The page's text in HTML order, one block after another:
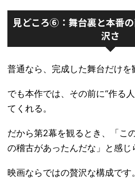
見どころ⑥：舞台裏と本番
沢さ
普通なら、完成した舞台だけを
でも本作では、その前に“作る
てくれる。
だから第2幕を観るとき、「こ
の稽古があったんだな」と感じ
映画ならではの贅沢な構成です。